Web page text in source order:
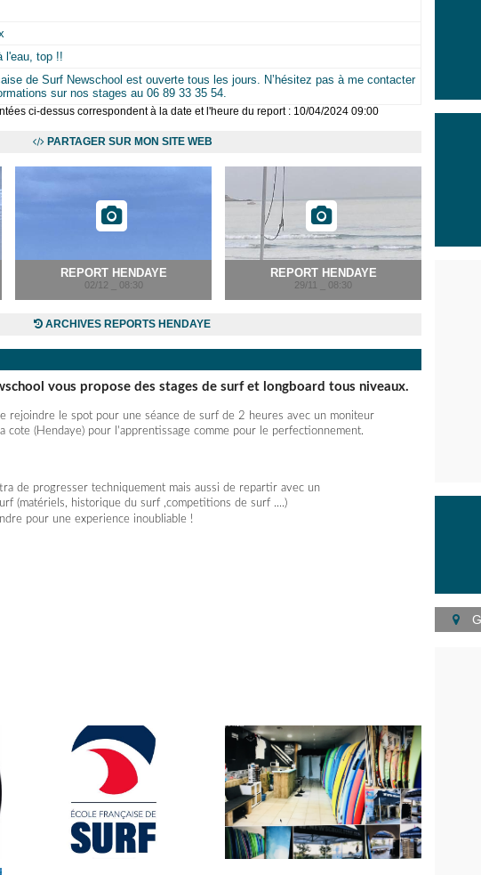
l'eau, top !!
de Surf Newschool est ouverte tous les jours. N’hésitez pas à me contacter
sur nos stages au 06 89 33 35 54.
ci-dessus correspondent à la date et l'heure du report : 10/04/2024 09:00
PARTAGER SUR MON SITE WEB
REPORT HENDAYE
02/12 _ 08:30
REPORT HENDAYE
29/11 _ 08:30
ARCHIVES REPORTS HENDAYE
vous propose des stages de surf et longboard tous niveaux.
rejoindre le spot pour une séance de surf de 2 heures avec un moniteur
cote (Hendaye) pour l'apprentissage comme pour le perfectionnement.
de progresser techniquement mais aussi de repartir avec un
(matériels, historique du surf ,competitions de surf ....)
pour une experience inoubliable !